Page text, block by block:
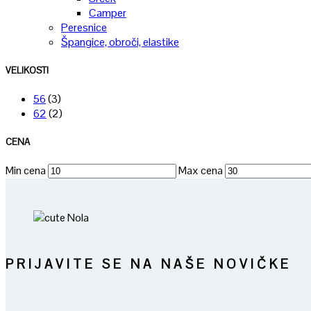
Camper
Peresnice
Špangice, obroči, elastike
VELIKOSTI
56(3)
62 (2)
CENA
Min cena Max cena
PRIJAVITE SE NA NAŠE NOVIČKE